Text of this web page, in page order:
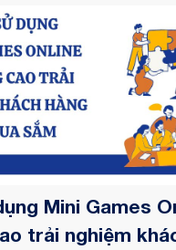
Mini Games
trải nghiệm